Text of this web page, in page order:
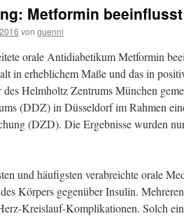
Metformin
von guenni
orale Antidiabetikum Metformin
in erheblichem Maße und das in
des Helmholtz Zentrums München
(DDZ) in Düsseldorf im Rahmen
(DZD). Die Ergebnisse wurden
und häufigsten verabreichte orale
Körpers gegenüber Insulin.
Kreislauf-Komplikationen. Solch